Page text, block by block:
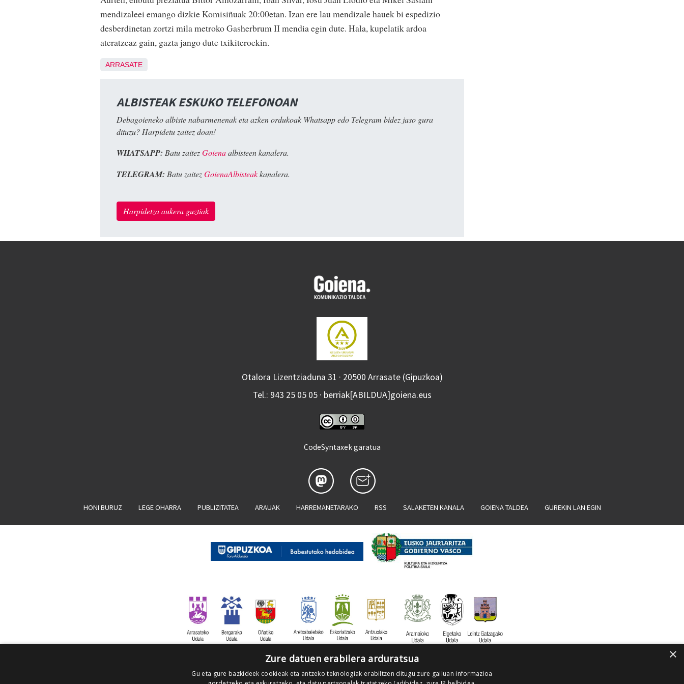
mendizaleei emango dizkie Komisiñuak 20:00etan. Izan ere lau mendizale hauek bi espedizio
desberdinetan zortzi mila metroko Gasherbrum II mendia egin dute. Hala, kupelatik ardoa
ateratzeaz gain, gazta jango dute txikiteroekin.
ARRASATE
ALBISTEAK ESKUKO TELEFONOAN
Debagoieneko albiste nabarmenenak eta azken ordukoak Whatsapp edo Telegram bidez jaso gura
dituzu? Harpidetu zaitez doan!
WHATSAPP: Batu zaitezGoienaalbisteen kanalera.
TELEGRAM: Batu zaitezGoienaAlbisteakkanalera.
Harpidetza aukera guztiak
Otalora Lizentziaduna 31 · 20500 Arrasate (Gipuzkoa)
Tel.: 943 25 05 05 · berriak[ABILDUA]goiena.eus
CodeSyntaxek garatua
HONI BURUZ LEGE OHARRA PUBLIZITATEA ARAUAK HARREMANETARAKO RSS SALAKETEN KANALA GOIENA TALDEA GUREKIN LAN EGIN
×
Zure datuen erabilera arduratsua
Gu eta gure bazkideek cookieak eta antzeko teknologiak erabiltzen ditugu zure gailuan informazioa